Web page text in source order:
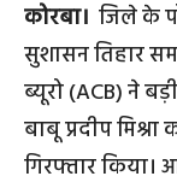
कोरबा। जिले के
सुशासन तिहार
ब्यूरो (ACB) ने
बाबू प्रदीप
गिरफ्तार किया।